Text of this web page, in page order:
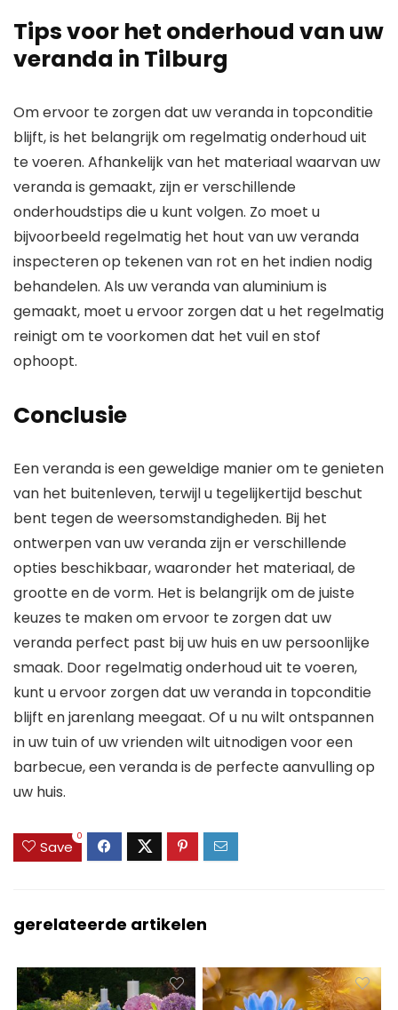
Tips voor het onderhoud van uw
veranda in Tilburg
Om ervoor te zorgen dat uw veranda in topconditie
blijft, is het belangrijk om regelmatig onderhoud uit
te voeren. Afhankelijk van het materiaal waarvan uw
veranda is gemaakt, zijn er verschillende
onderhoudstips die u kunt volgen. Zo moet u
bijvoorbeeld regelmatig het hout van uw veranda
inspecteren op tekenen van rot en het indien nodig
behandelen. Als uw veranda van aluminium is
gemaakt, moet u ervoor zorgen dat u het regelmatig
reinigt om te voorkomen dat het vuil en stof
ophoopt.
Conclusie
Een veranda is een geweldige manier om te genieten
van het buitenleven, terwijl u tegelijkertijd beschut
bent tegen de weersomstandigheden. Bij het
ontwerpen van uw veranda zijn er verschillende
opties beschikbaar, waaronder het materiaal, de
grootte en de vorm. Het is belangrijk om de juiste
keuzes te maken om ervoor te zorgen dat uw
veranda perfect past bij uw huis en uw persoonlijke
smaak. Door regelmatig onderhoud uit te voeren,
kunt u ervoor zorgen dat uw veranda in topconditie
blijft en jarenlang meegaat. Of u nu wilt ontspannen
in uw tuin of uw vrienden wilt uitnodigen voor een
barbecue, een veranda is de perfecte aanvulling op
uw huis.
Save
0
gerelateerde artikelen